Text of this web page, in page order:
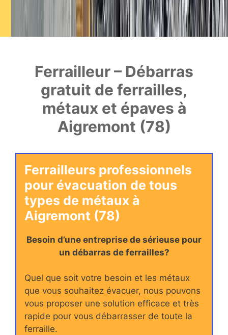
Ferrailleur – Débarras
gratuit de ferrailles,
métaux et épaves à
Aigremont (78)
Ferrailleurs professionnels
pour évacuation de tous
types de métaux à
Aigremont (78)
Besoin d’une entreprise de sérieuse pour
un débarras de ferrailles?
Quel que soit votre besoin et les métaux
que vous souhaitez évacuer, nous pouvons
vous proposer une solution efficace et très
rapide pour vous débarrasser de toute la
ferraille.